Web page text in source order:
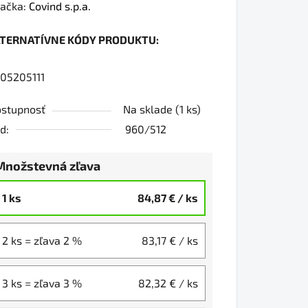
Covind s.p.a.
KÓDY PRODUKTU:
Na sklade (1 ks)
960/512
zľava
1 ks 84,87 € / ks
2 ks = zľava 2 % 83,17 € / ks
3 ks = zľava 3 % 82,32 € / ks